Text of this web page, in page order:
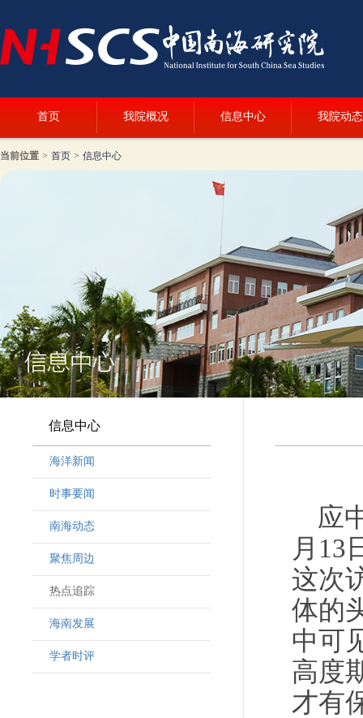
首页 我院概况 信息中心 我院动态
当前位置 > 首页 > 信息中心
信息中心
海洋新闻
时事要闻
南海动态
聚焦周边
热点追踪
海南发展
学者时评
应
月13
这次
体的
中可
高度
才有